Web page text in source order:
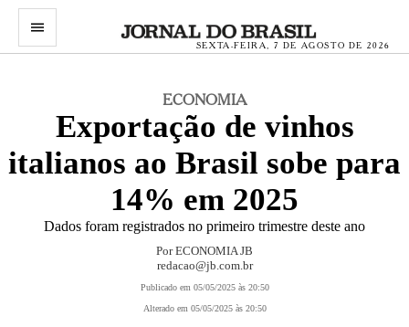
menu
SEXTA-FEIRA, 7 DE AGOSTO DE 2026
ECONOMIA
Exportação de vinhos
italianos ao Brasil sobe para
14% em 2025
Dados foram registrados no primeiro trimestre deste ano
Por ECONOMIA JB
redacao@jb.com.br
Publicado em 05/05/2025 às 20:50
Alterado em 05/05/2025 às 20:50